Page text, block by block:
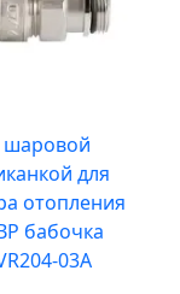
шаровой
для
отопления
бабочка
03A